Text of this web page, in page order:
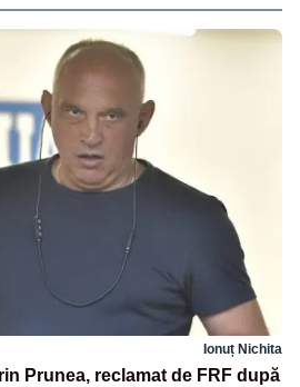
Ionuț Nichita
Prunea, reclamat de FRF după